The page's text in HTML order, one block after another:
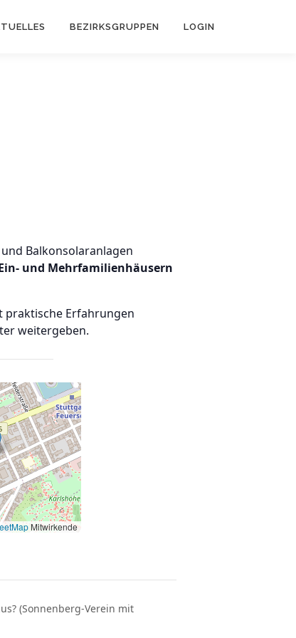
BEZIRKSGRUPPEN LOGIN
Balkonsolaranlagen
und Mehrfamilienhäusern
praktische Erfahrungen
weitergeben.
Mitwirkende
(Sonnenberg-Verein mit